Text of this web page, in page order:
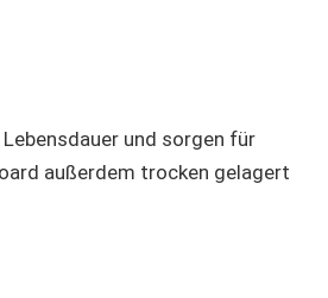
und sorgen für
außerdem trocken gelagert